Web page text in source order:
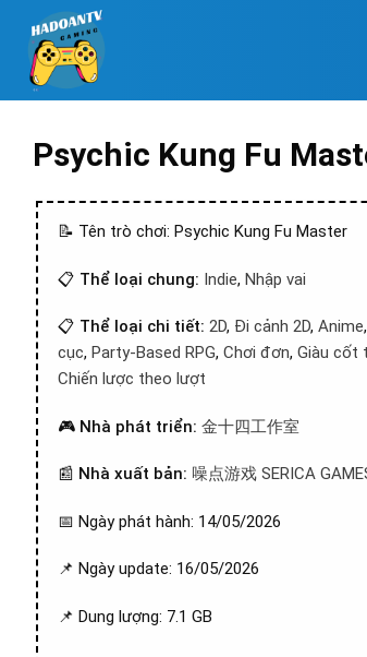
Psychic Kung Fu
📝 Tên trò chơi: Psychic Kung Fu Master
📋 Thể loại chung: Indie, Nhập vai
📋 Thể loại chi tiết: 2D, Đi cảnh 2D, Anime,
cục, Party-Based RPG, Chơi đơn, Giàu cốt
Chiến lược theo lượt
🎮 Nhà phát triển: 金十四工作室
📰 Nhà xuất bản: 噪点游戏 SERICA
📅 Ngày phát hành: 14/05/2026
📌 Ngày update: 16/05/2026
📌 Dung lượng: 7.1 GB